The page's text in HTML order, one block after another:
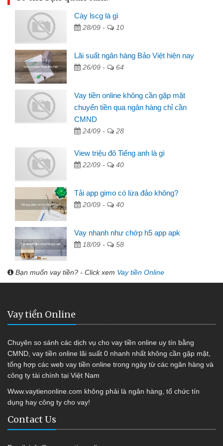
Cày lscg là gì
28/09 - 10
Lãi suất ngân hàng Bảo Việt hiện nay
26/09 - 64
Vay tiền online không cần gặp mặt
chuyển tiền qua ngân hàng chỉ cần
CMND
24/09 - 28
View triệu đô Tiếng anh là gì
22/09 - 40
Tải app gimo có lừa đảo không?
20/09 - 40
Vay nhanh như chớp h5 app apk
18/09 - 58
Bạn muốn vay tiền? - Click xem Vay tiền Online
Vay tiền Online
Chuyên so sánh các dịch vụ cho vay tiền online uy tín bằng
CMND, vay tiền online lãi suất 0 nhanh nhất không cần gặp mặt,
tổng hợp các web vay tiền online trong ngày từ các ngân hàng và
công ty tài chính tại Việt Nam
Www.vaytienonline.com không phải là ngân hàng, tổ chức tín
dụng hay công ty cho vay!
Contact Us